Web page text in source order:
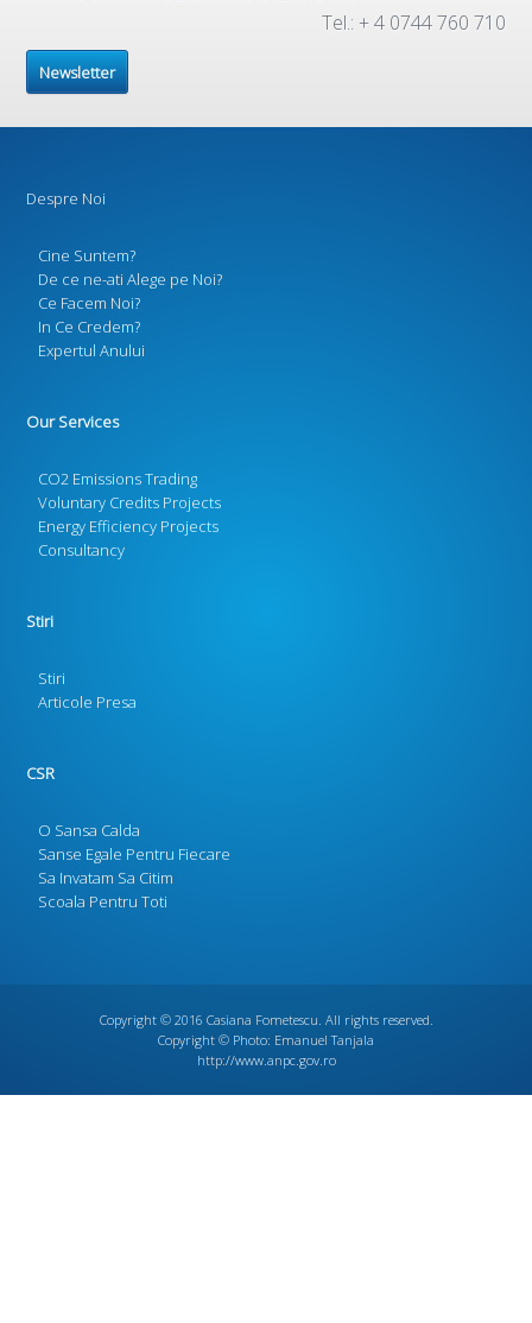
Tel.: + 4 0744 760 710
Newsletter
Despre Noi
Cine Suntem?
De ce ne-ati Alege pe Noi?
Ce Facem Noi?
In Ce Credem?
Expertul Anului
Our Services
CO2 Emissions Trading
Voluntary Credits Projects
Energy Efficiency Projects
Consultancy
Stiri
Stiri
Articole Presa
CSR
O Sansa Calda
Sanse Egale Pentru Fiecare
Sa Invatam Sa Citim
Scoala Pentru Toti
Copyright © 2016 Casiana Fometescu. All rights reserved.
Copyright © Photo: Emanuel Tanjala
http://www.anpc.gov.ro